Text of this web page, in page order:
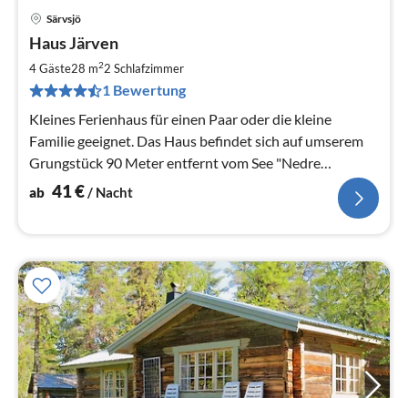
Särvsjö
Haus Järven
4 Gäste28 m22 Schlafzimmer
1 Bewertung
Kleines Ferienhaus für einen Paar oder die kleine
Familie geeignet. Das Haus befindet sich auf umserem
Grungstück 90 Meter entfernt vom See "Nedre
Särvsjön".
ab 41€/ Nacht